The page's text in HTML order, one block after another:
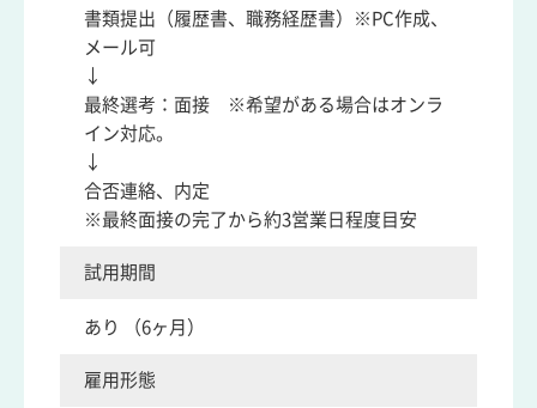
書類提出（履歴書、職務経歴書）※PC作成、
メール可
↓
最終選考：面接 ※希望がある場合はオンラ
イン対応。
↓
合否連絡、内定
※最終面接の完了から約3営業日程度目安
試用期間
あり （6ヶ月）
雇用形態